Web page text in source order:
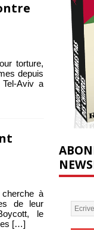
torture,
depuis
Aviv a
à
de leur
le
[…]